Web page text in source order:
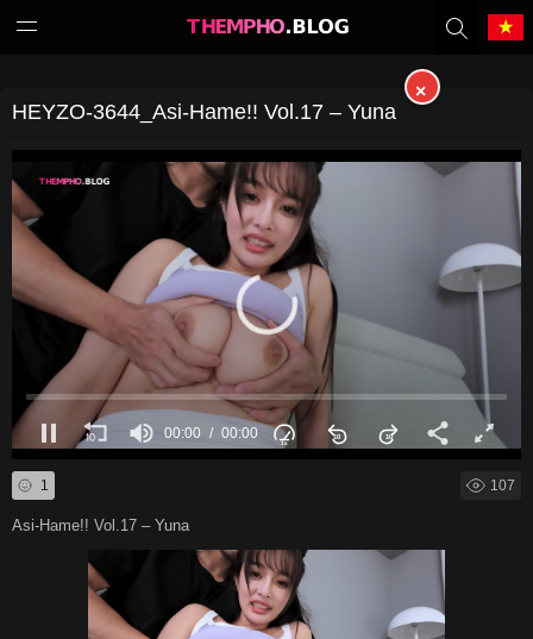
Tiếng Việt 中文（繁體）
中文（简体） English
日本語
Melayu ภาษาไทย
Deutsch
Indonesia Filipino
Português
Español
×
HEYZO-3644_Asi-Hame!! Vol.17 – Yuna
00:00 00:00
1 107
Asi-Hame!! Vol.17 – Yuna